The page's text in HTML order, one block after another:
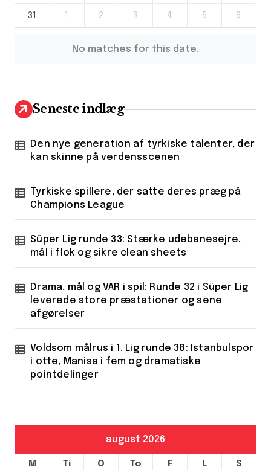
31 2 3 4 5 6
No matches for this date.
Seneste indlæg
Den nye generation af tyrkiske talenter, der
kan skinne på verdensscenen
Tyrkiske spillere, der satte deres præg på
Champions League
Süper Lig runde 33: Stærke udebanesejre,
mål i flok og sikre clean sheets
Drama, mål og VAR i spil: Runde 32 i Süper Lig
leverede store præstationer og sene
afgørelser
Voldsom målrus i 1. Lig runde 38: Istanbulspor
i otte, Manisa i fem og dramatiske
pointdelinger
august 2026
M Ti O To F L S